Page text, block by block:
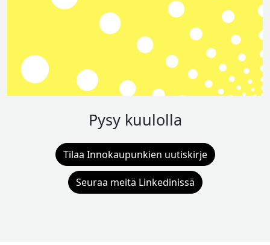
Pysy kuulolla
Tilaa Innokaupunkien uutiskirje
Seuraa meitä Linkedinissä